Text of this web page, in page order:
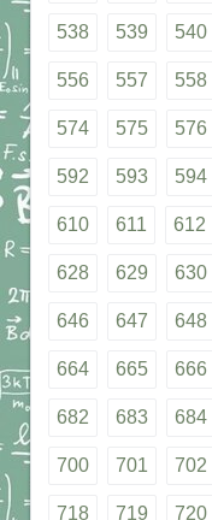
538 539 540
556 557 558
574 575 576
592 593 594
610 611 612
628 629 630
646 647 648
664 665 666
682 683 684
700 701 702
718 719 720